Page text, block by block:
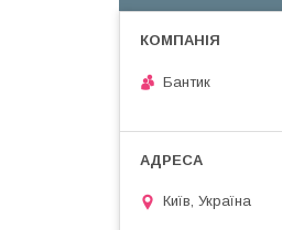
Бантик
Київ, Україна